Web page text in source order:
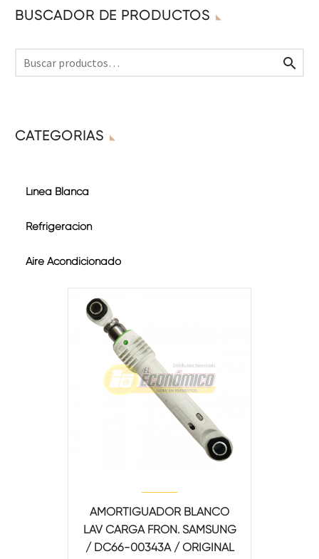
AMORTIGUADOR BLANCO
LAV CARGA FRON. SAMSUNG
/ DC66-00343A / ORIGINAL
BUSCADOR DE PRODUCTOS

CATEGORÍAS
Línea Blanca
Refrigeración
Aire Acondicionado